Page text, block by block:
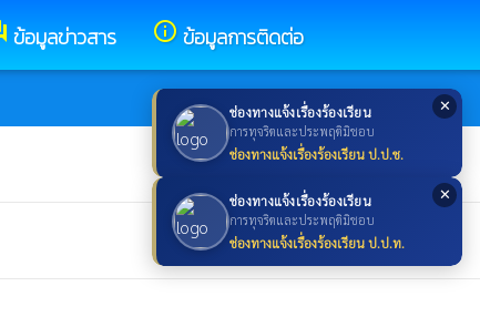
✕
ช่องทางแจ้งเรื่องร้องเรียน
การทุจริตและประพฤติมิชอบ
ช่องทางแจ้งเรื่องร้องเรียน ป.ป.ช.
✕
ช่องทางแจ้งเรื่องร้องเรียน
การทุจริตและประพฤติมิชอบ
ช่องทางแจ้งเรื่องร้องเรียน ป.ป.ท.
ข้อมูลข่าวสาร info_outline ข้อมูลการติดต่อ